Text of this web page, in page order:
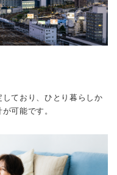
ており、ひとり暮らしか
可能です。